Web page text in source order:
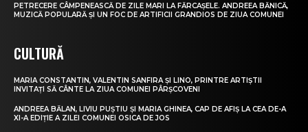
PETRECERE CÂMPENEASCĂ DE ZILE MARI LA FĂRCAȘELE. ANDREEA BĂNICĂ,
MUZICĂ POPULARĂ ȘI UN FOC DE ARTIFICII GRANDIOS DE ZIUA COMUNEI
CULTURĂ
MARIA CONSTANTIN, VALENTIN SANFIRA ȘI LINO, PRINTRE ARTIȘTII
INVITAȚI SĂ CÂNTE LA ZIUA COMUNEI PÂRȘCOVENI
ANDREEA BĂLAN, LIVIU PUȘTIU ȘI MARIA GHINEA, CAP DE AFIȘ LA CEA DE-A
XI-A EDIȚIE A ZILEI COMUNEI OSICA DE JOS